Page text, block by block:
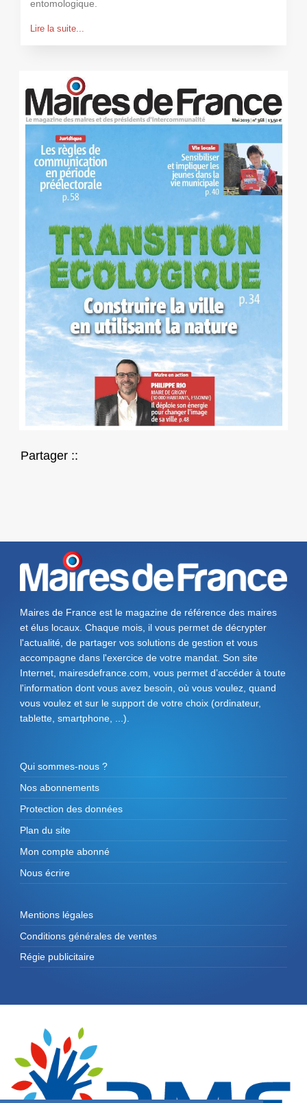
entomologique.
Lire la suite...
Partager ::
Maires de France est le magazine de référence des maires
et élus locaux. Chaque mois, il vous permet de décrypter
l'actualité, de partager vos solutions de gestion et vous
accompagne dans l'exercice de votre mandat. Son site
Internet, mairesdefrance.com, vous permet d’accéder à toute
l'information dont vous avez besoin, où vous voulez, quand
vous voulez et sur le support de votre choix (ordinateur,
tablette, smartphone, ...).
Qui sommes-nous ?
Nos abonnements
Protection des données
Plan du site
Mon compte abonné
Nous écrire
Mentions légales
Conditions générales de ventes
Régie publicitaire